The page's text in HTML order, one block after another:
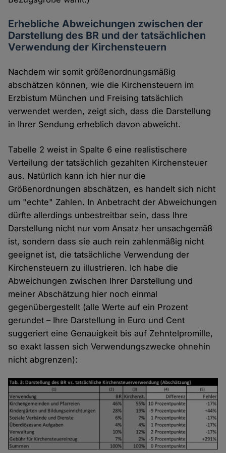
Erhebliche Abweichungen zwischen der
Darstellung des BR und der tatsächlichen
Verwendung der Kirchensteuern
Nachdem wir somit größenordnungsmäßig
abschätzen können, wie die Kirchensteuern im
Erzbistum München und Freising tatsächlich
verwendet werden, zeigt sich, dass die Darstellung
in Ihrer Sendung erheblich davon abweicht.
Tabelle 2 weist in Spalte 6 eine realistischere
Verteilung der tatsächlich gezahlten Kirchensteuer
aus. Natürlich kann ich hier nur die
Größenordnungen abschätzen, es handelt sich nicht
um "echte" Zahlen. In Anbetracht der Abweichungen
dürfte allerdings unbestreitbar sein, dass Ihre
Darstellung nicht nur vom Ansatz her unsachgemäß
ist, sondern dass sie auch rein zahlenmäßig nicht
geeignet ist, die tatsächliche Verwendung der
Kirchensteuern zu illustrieren. Ich habe die
Abweichungen zwischen Ihrer Darstellung und
meiner Abschätzung hier noch einmal
gegenübergestellt (alle Werte auf ein Prozent
gerundet – Ihre Darstellung in Euro und Cent
suggeriert eine Genauigkeit bis auf Zehntelpromille,
so exakt lassen sich Verwendungszwecke ohnehin
nicht abgrenzen):